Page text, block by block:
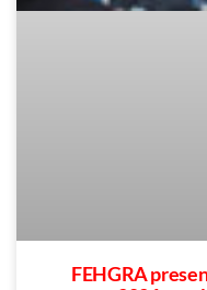
FEHGRA